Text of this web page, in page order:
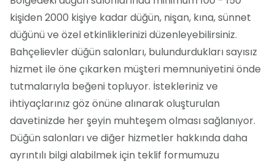
kişiden 2000 kişiye kadar düğün, nişan, kına, sünnet
düğünü ve özel etkinliklerinizi düzenleyebilirsiniz.
Bahçelievler düğün salonları, bulundurdukları sayısız
hizmet ile öne çıkarken müşteri memnuniyetini önde
tutmalarıyla beğeni topluyor. İstekleriniz ve
ihtiyaçlarınız göz önüne alınarak oluşturulan
davetinizde her şeyin muhteşem olması sağlanıyor.
Düğün salonları ve diğer hizmetler hakkında daha
ayrıntılı bilgi alabilmek için teklif formumuzu